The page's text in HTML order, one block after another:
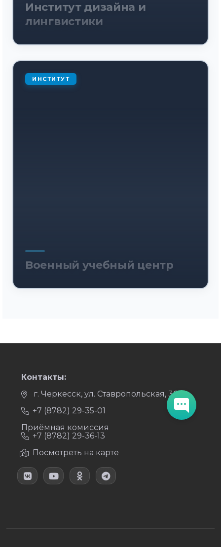
Институт дизайна и
лингвистики
Военный учебный центр
ИНСТИТУТ
Контакты:
г. Черкесск, ул. Ставропольская, 36
+7 (8782) 29-35-01
Приёмная комиссия
+7 (8782) 29-36-13
Посмотреть на карте